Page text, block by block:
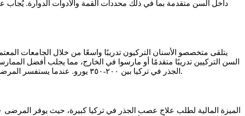
داخل السن متقدمة بما في ذلك محددات القمة والأدوات الدوارة.
يتلقى متخصصو الأسنان التركيون تدريبًا واسعًا من خلال الجامعات
السن التركيين تدريبًا متقدمًا أو مارسوا في الخارج، مما يجلب أفضل
الجذر في تركيا بين ٢٠٠-٣٥٠ يورو. عندما يستفسر المرضى عن كم تكلفة علاج عصب الجذر في تركيا من هؤلاء المتخصصين، يكتشفون قيمة استثنائية دون المساس بالجودة أو معايير السلامة.